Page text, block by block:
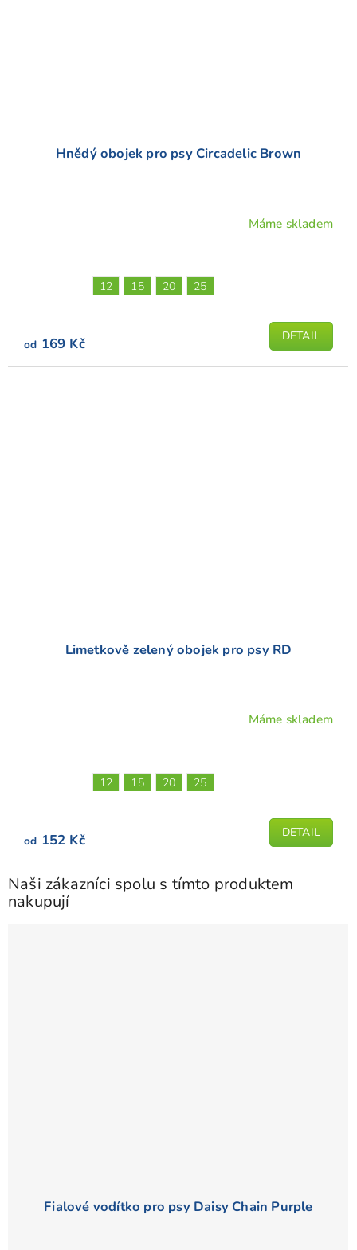
Hnědý obojek pro psy Circadelic Brown
Máme skladem
od 169 Kč DETAIL
12 15 20 25
Limetkově zelený obojek pro psy RD
hvězdiček.
Máme skladem
od 152 Kč DETAIL
12 15 20 25
Naši zákazníci spolu s tímto produktem
nakupují
Fialové vodítko pro psy Daisy Chain Purple